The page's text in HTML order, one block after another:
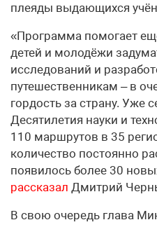
плеяды выдающихся
«Программа помогает
детей и молодёжи
исследований и
путешественникам – в
гордость за страну. Уже
Десятилетия науки и
110 маршрутов в 35
количество постоянно
появилось более 30
рассказал Дмитрий
В свою очередь глава